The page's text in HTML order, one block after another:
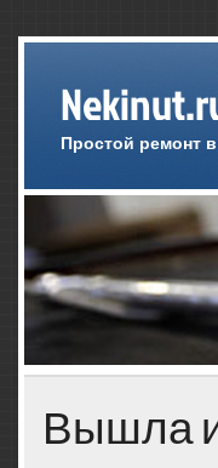
Простой ремонт
Вышла